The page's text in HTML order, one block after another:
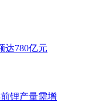
达780亿元
锂产量需增